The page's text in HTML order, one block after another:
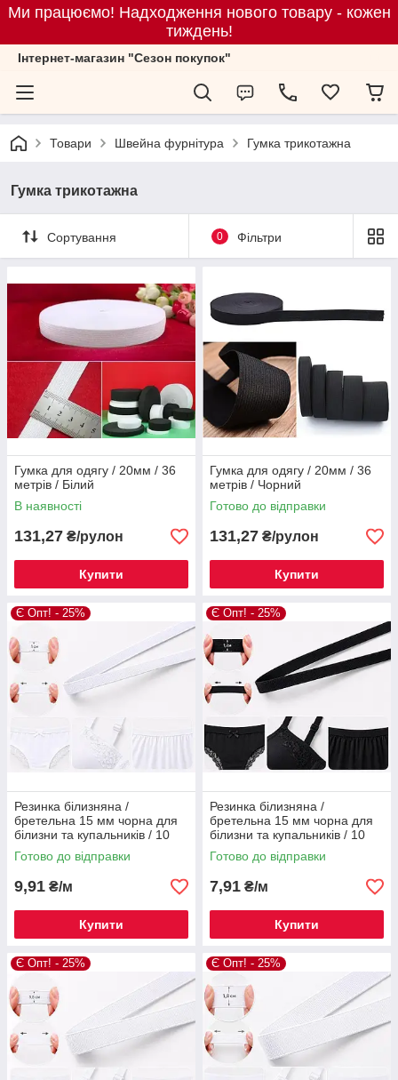
Ми працюємо! Надходження нового товару - кожен
тиждень!
Iнтернет-магазин "Сезон покупок"
Товари Швейна фурнітура Гумка трикотажна
Гумка трикотажна
Сортування 0 Фільтри
Гумка для одягу / 20мм / 36
метрів / Білий
В наявності
131,27 ₴/рулон
Купити
Гумка для одягу / 20мм / 36
метрів / Чорний
Готово до відправки
131,27 ₴/рулон
Купити
Є Опт! - 25%
Резинка білизняна /
бретельна 15 мм чорна для
білизни та купальників / 10
мм / 1 метр / Білий
Готово до відправки
9,91 ₴/м
Купити
Є Опт! - 25%
Резинка білизняна /
бретельна 15 мм чорна для
білизни та купальників / 10
мм / 1 метр / Чорний
Готово до відправки
7,91 ₴/м
Купити
Є Опт! - 25% Є Опт! - 25%